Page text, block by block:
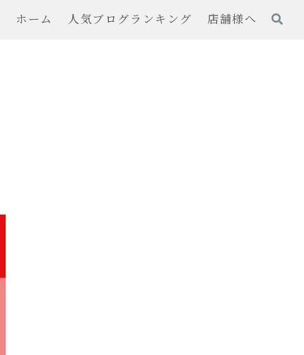
ホーム 人気ブログランキング 店舗様へ